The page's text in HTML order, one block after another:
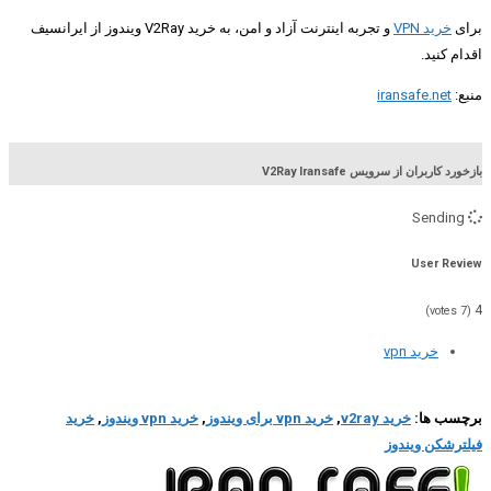
برای خرید VPN
و تجربه اینترنت آزاد و امن، به خرید V2Ray ویندوز از ایرانسیف
اقدام کنید.
منبع: iransafe.net
بازخورد کاربران از سرویس V2Ray Iransafe
User Review
4
(
7
خرید vpn
برچسب ها: خرید v2ray , خرید vpn برای ویندوز , خرید vpn ویندوز , خرید
فیلترشکن ویندوز